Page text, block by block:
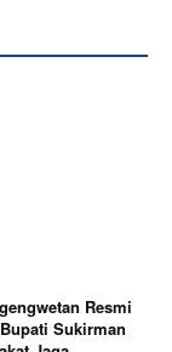
Resmi
Sukirman